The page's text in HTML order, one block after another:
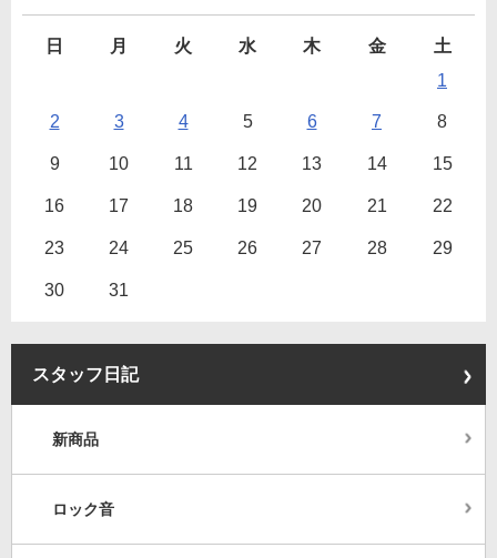
日 月 火 水 木 金
土
1
2 3 4 5 6 7 8
9 10 11 12 13 14 15
16 17 18 19 20 21 22
23 24 25 26 27 28 29
30 31
スタッフ日記
新商品
ロック音